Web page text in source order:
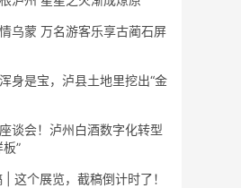
乌蒙 万名游客乐享古蔺石屏
身是宝，泸县土地里挖出“金
谈会！泸州白酒数字化转型
”
这个展览，截稿倒计时了！